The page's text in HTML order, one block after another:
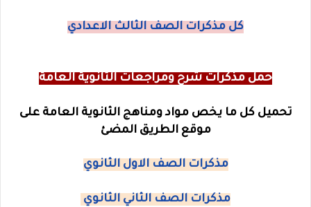
كل مذكرات الصف الثالث الاعدادي
حمل مذكرات شرح ومراجعات الثانوية العامة
تحميل كل ما يخص مواد ومناهج الثانوية العامة على
موقع الطريق المضئ
مذكرات الصف الاول الثانوي
مذكرات الصف الثاني الثانوي